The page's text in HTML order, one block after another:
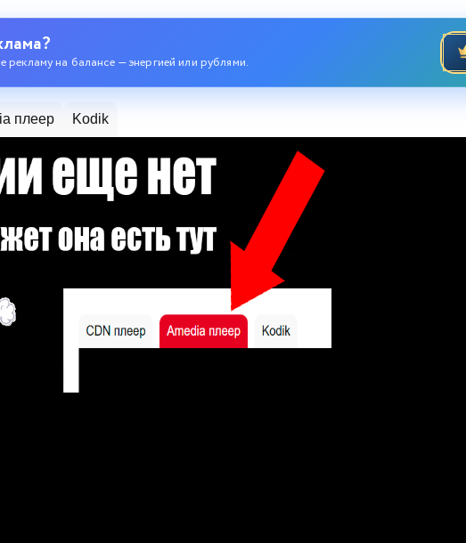
рекламу на балансе — энергией или рублями.
плеер Kodik